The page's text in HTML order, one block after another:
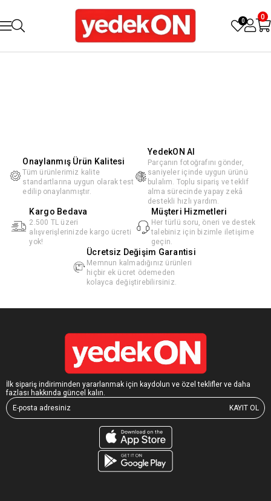
0 0
Onaylanmış Ürün Kalitesi
Tüm ürünlerimiz kalite
standartlarına uygun olarak test
edilip onaylanmıştır.
YedekON AI
Parçanın fotoğrafını gönder,
saniyeler içinde uygun ürünü
bulalım. Toplu sipariş ve teklif
alma sürecinde yapay zekâ
destekli hızlı yardım.
Kargo Bedava
2.500 TL üzeri
alışverişlerinizde kargo ücreti
yok!
Müşteri Hizmetleri
Her türlü soru, öneri ve destek
talebiniz için bizimle iletişime
geçin.
Ücretsiz Değişim Garantisi
Memnun kalmadığınız ürünleri
hiçbir ek ücret ödemeden
kolayca değiştirebilirsiniz.
İlk sipariş indiriminden yararlanmak için kaydolun ve özel teklifler ve daha
fazlası hakkında güncel kalın.
KAYIT OL